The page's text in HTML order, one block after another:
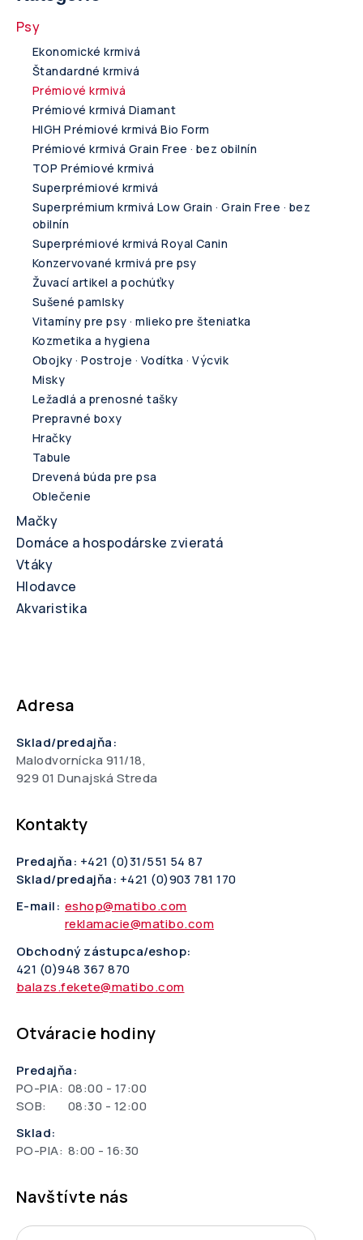
Psy
Ekonomické krmivá
Štandardné krmivá
Prémiové krmivá
Prémiové krmivá Diamant
HIGH Prémiové krmivá Bio Form
Prémiové krmivá Grain Free · bez obilnín
TOP Prémiové krmivá
Superprémiové krmivá
Superprémium krmivá Low Grain · Grain Free · bez
obilnín
Superprémiové krmivá Royal Canin
Konzervované krmivá pre psy
Žuvací artikel a pochúťky
Sušené pamlsky
Vitamíny pre psy · mlieko pre šteniatka
Kozmetika a hygiena
Obojky · Postroje · Vodítka · Výcvik
Misky
Ležadlá a prenosné tašky
Prepravné boxy
Hračky
Tabule
Drevená búda pre psa
Oblečenie
Mačky
Domáce a hospodárske zvieratá
Vtáky
Hlodavce
Akvaristika
Adresa
Sklad/predajňa:
Malodvornícka 911/18,
929 01 Dunajská Streda
Kontakty
Predajňa: +421 (0)31/551 54 87
Sklad/predajňa: +421 (0)903 781 170
E-mail: eshop@matibo.com
reklamacie@matibo.com
Obchodný zástupca/eshop:
421 (0)948 367 870
balazs.fekete@matibo.com
Otváracie hodiny
Predajňa:
PO-PIA: 08:00 - 17:00
SOB:
08:30 - 12:00
Sklad:
PO-PIA: 8:00 - 16:30
Navštívte nás